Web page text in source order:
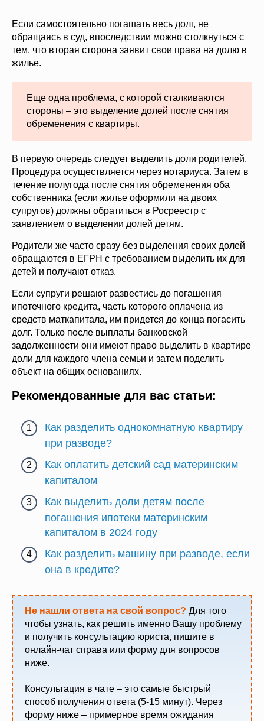
Если самостоятельно погашать весь долг, не
обращаясь в суд, впоследствии можно столкнуться с
тем, что вторая сторона заявит свои права на долю в
жилье.
Еще одна проблема, с которой сталкиваются
стороны – это выделение долей после снятия
обременения с квартиры.
В первую очередь следует выделить доли родителей.
Процедура осуществляется через нотариуса. Затем в
течение полугода после снятия обременения оба
собственника (если жилье оформили на двоих
супругов) должны обратиться в Росреестр с
заявлением о выделении долей детям.
Родители же часто сразу без выделения своих долей
обращаются в ЕГРН с требованием выделить их для
детей и получают отказ.
Если супруги решают развестись до погашения
ипотечного кредита, часть которого оплачена из
средств маткапитала, им придется до конца погасить
долг. Только после выплаты банковской
задолженности они имеют право выделить в квартире
доли для каждого члена семьи и затем поделить
объект на общих основаниях.
Рекомендованные для вас статьи:
Как разделить однокомнатную квартиру
при разводе?
Как оплатить детский сад материнским
капиталом
Как выделить доли детям после
погашения ипотеки материнским
капиталом в 2024 году
Как разделить машину при разводе, если
она в кредите?
Не нашли ответа на свой вопрос? Для того
чтобы узнать, как решить именно Вашу проблему
и получить консультацию юриста, пишите в
онлайн-чат справа или форму для вопросов
ниже.
Консультация в чате – это самые быстрый
способ получения ответа (5-15 минут). Через
форму ниже – примерное время ожидания